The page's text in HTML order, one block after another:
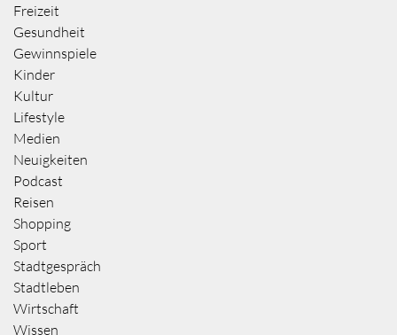
Freizeit
Gesundheit
Gewinnspiele
Kinder
Kultur
Lifestyle
Medien
Neuigkeiten
Podcast
Reisen
Shopping
Sport
Stadtgespräch
Stadtleben
Wirtschaft
Wissen